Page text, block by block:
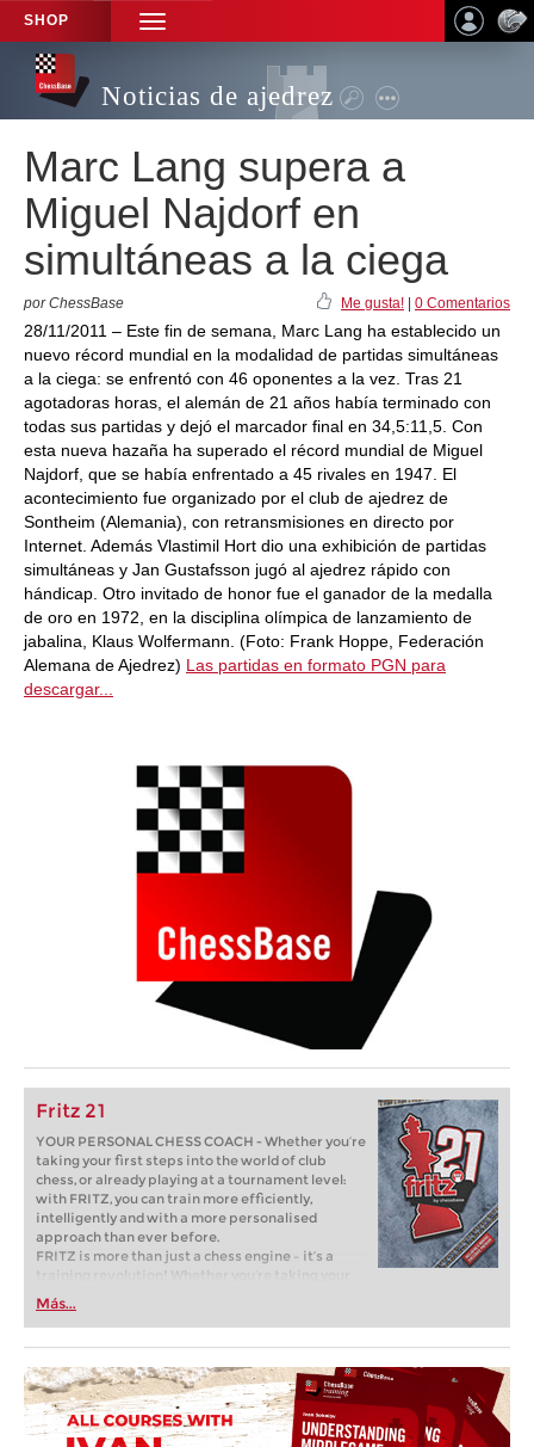
SHOP
TOGGLE
NAVIGATION
Noticias de ajedrez
Marc Lang supera a
Miguel Najdorf en
simultáneas a la ciega
por ChessBase Me gusta! 0 Comentarios
28/11/2011 – Este fin de semana, Marc Lang ha establecido un
nuevo récord mundial en la modalidad de partidas simultáneas
a la ciega: se enfrentó con 46 oponentes a la vez. Tras 21
agotadoras horas, el alemán de 21 años había terminado con
todas sus partidas y dejó el marcador final en 34,5:11,5. Con
esta nueva hazaña ha superado el récord mundial de Miguel
Najdorf, que se había enfrentado a 45 rivales en 1947. El
acontecimiento fue organizado por el club de ajedrez de
Sontheim (Alemania), con retransmisiones en directo por
Internet. Además Vlastimil Hort dio una exhibición de partidas
simultáneas y Jan Gustafsson jugó al ajedrez rápido con
hándicap. Otro invitado de honor fue el ganador de la medalla
de oro en 1972, en la disciplina olímpica de lanzamiento de
jabalina, Klaus Wolfermann. (Foto: Frank Hoppe, Federación
Alemana de Ajedrez) Las partidas en formato PGN para
descargar...
Fritz 21
YOUR PERSONAL CHESS COACH - Whether you’re
taking your first steps into the world of club
chess, or already playing at a tournament level:
with FRITZ, you can train more efficiently,
intelligently and with a more personalised
approach than ever before.
FRITZ is more than just a chess engine – it’s a
training revolution! Whether you’re taking your
first steps into the world of club chess, or already
playing at a tournament level: with FRITZ, you can
train more efficiently, intelligently and with a
more personalised approach than ever before.
Más...